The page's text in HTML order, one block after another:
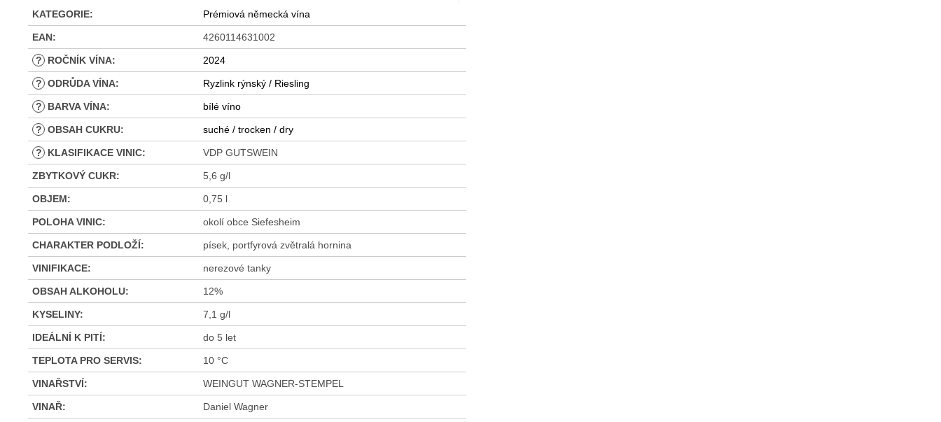
KATEGORIE: Prémiová německá vína
EAN: 4260114631002
? ROČNÍK VÍNA: 2024
? ODRŮDA VÍNA: Ryzlink rýnský / Riesling
? BARVA VÍNA: bílé víno
? OBSAH CUKRU: suché / trocken / dry
? KLASIFIKACE VINIC: VDP GUTSWEIN
ZBYTKOVÝ CUKR: 5,6 g/l
OBJEM: 0,75 l
POLOHA VINIC: okolí obce Siefesheim
CHARAKTER PODLOŽÍ: písek, portfyrová zvětralá hornina
VINIFIKACE: nerezové tanky
OBSAH ALKOHOLU: 12%
KYSELINY: 7,1 g/l
IDEÁLNÍ K PITÍ: do 5 let
TEPLOTA PRO SERVIS: 10 °C
VINAŘSTVÍ: WEINGUT WAGNER-STEMPEL
VINAŘ: Daniel Wagner